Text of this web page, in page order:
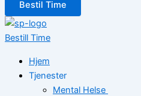
Bestil Time
Bestill Time
Hjem
Tjenester
Mental Helse